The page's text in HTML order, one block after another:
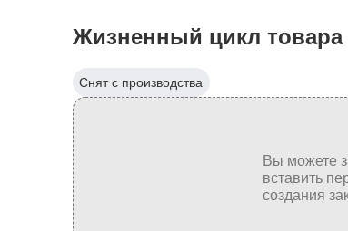
Жизненный цикл товара
Снят с производства